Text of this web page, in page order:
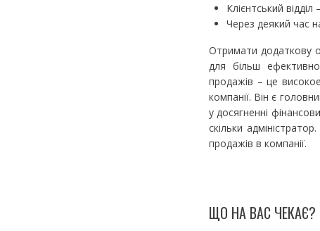
Клієнтський
Через деякий час
Отримати додаткову
для більш
продажів – це
компанії. Він є
у досягненні
скільки
продажів в компанії.
ЩО НА ВАС ЧЕКАЄ?